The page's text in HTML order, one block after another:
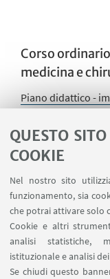
QUESTO
COOKIE
Nel nostro sito
funzionamento, sia
che potrai attivare solo
Cookie e altri
analisi statistiche,
istituzionale e analisi
Se chiudi questo
Corso
medicina e
Piano didattico -
IN EVIDENZA
Come è
Collegio